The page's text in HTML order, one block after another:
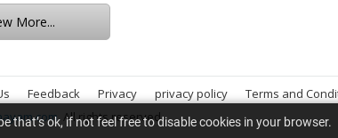
More...
Feedback Privacy privacy policy
Terms and
. All rights reserved.
that’s ok, if not feel free to disable cookies in your browser.